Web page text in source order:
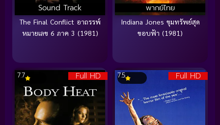
Sound Track
The Final Conflict อาถรรพ์
หมายเลข 6 ภาค 3 (1981)
พากย์ไทย
Indiana Jones ขุมทรัพย์สุด
ขอบฟ้า (1981)
Full HD
7.7 Full HD
7.5